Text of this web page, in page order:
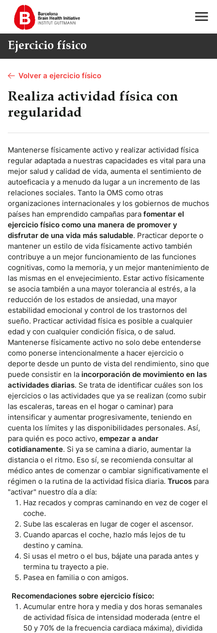
Ejercicio físico
Volver a ejercicio físico
Realiza actividad física con
regularidad
Mantenerse físicamente activo y realizar actividad física
regular adaptada a nuestras capacidades es vital para una
mejor salud y calidad de vida, aumenta el sentimiento de
autoeficacia y a menudo da lugar a un incremento de las
relaciones sociales. Tanto la OMS como otras
organizaciones internacionales y los gobiernos de muchos
países han emprendido campañas para fomentar el
ejercicio físico como una manera de promover y
disfrutar de una vida más saludable. Practicar deporte o
mantener un estilo de vida físicamente activo también
contribuye a un mejor funcionamiento de las funciones
cognitivas, como la memoria, y un mejor mantenimiento de
las mismas en el envejecimiento. Estar activo físicamente
se asocia también a una mayor tolerancia al estrés, a la
reducción de los estados de ansiedad, una mayor
estabilidad emocional y control de los trastornos del
sueño. Practicar actividad física es posible a cualquier
edad y con cualquier condición física, o de salud.
Mantenerse físicamente activo no solo debe entenderse
como ponerse intencionalmente a hacer ejercicio o
deporte desde un punto de vista del rendimiento, sino que
puede consistir en la incorporación de movimiento en las
actividades diarias. Se trata de identificar cuáles son los
ejercicios o las actividades que ya se realizan (como subir
las escaleras, tareas en el hogar o caminar) para
intensificar y aumentar progresivamente, teniendo en
cuenta los límites y las disponibilidades personales. Así,
para quién es poco activo, empezar a andar
cotidianamente. Si ya se camina a diario, aumentar la
distancia o el ritmo. Eso sí, se recomienda consultar al
médico antes de comenzar o cambiar significativamente el
régimen o la rutina de la actividad física diaria. Trucos para
"activar" nuestro día a día:
Haz recados y compras caminando en vez de coger el
coche.
Sube las escaleras en lugar de coger el ascensor.
Cuando aparcas el coche, hazlo más lejos de tu
destino y camina.
Si usas el metro o el bus, bájate una parada antes y
termina tu trayecto a pie.
Pasea en familia o con amigos.
Recomendaciones sobre ejercicio físico:
Acumular entre hora y media y dos horas semanales
de actividad física de intensidad moderada (entre el
50 y 70% de la frecuencia cardiaca máxima), dividida